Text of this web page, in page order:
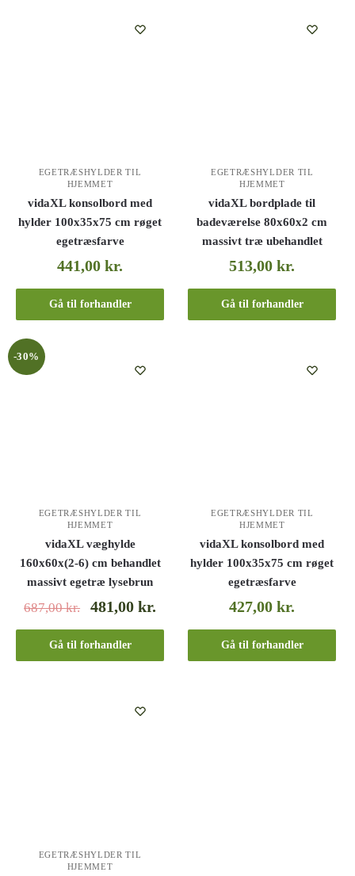
EGETRÆSHYLDER TIL
HJEMMET
vidaXL konsolbord med
hylder 100x35x75 cm røget
egetræsfarve
441,00kr.
Gå til forhandler
EGETRÆSHYLDER TIL
HJEMMET
vidaXL bordplade til
badeværelse 80x60x2 cm
massivt træ ubehandlet
513,00kr.
Gå til forhandler
-30%
EGETRÆSHYLDER TIL
HJEMMET
vidaXL væghylde
160x60x(2-6) cm behandlet
massivt egetræ lysebrun
687,00kr. 481,00kr.
Gå til forhandler
EGETRÆSHYLDER TIL
HJEMMET
vidaXL konsolbord med
hylder 100x35x75 cm røget
egetræsfarve
427,00kr.
Gå til forhandler
EGETRÆSHYLDER TIL
HJEMMET